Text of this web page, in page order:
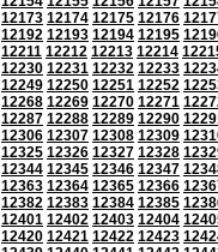
12173 12174 12175 12176
12192 12193 12194 12195
12211 12212 12213 12214
12230 12231 12232 12233
12249 12250 12251 12252
12268 12269 12270 12271
12287 12288 12289 12290
12306 12307 12308 12309
12325 12326 12327 12328
12344 12345 12346 12347
12363 12364 12365 12366
12382 12383 12384 12385
12401 12402 12403 12404
12420 12421 12422 12423